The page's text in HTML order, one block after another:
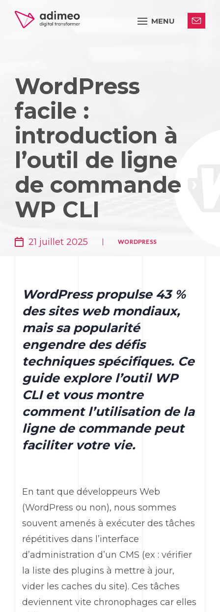
MENU
WordPress
facile :
introduction à
l’outil de ligne
de commande
WP CLI
21 juillet 2025 WORDPRESS
WordPress propulse 43 %
des sites web mondiaux,
mais sa popularité
engendre des défis
techniques spécifiques. Ce
guide explore l’outil WP
CLI et vous montre
comment l’utilisation de la
ligne de commande peut
faciliter votre vie.
En tant que développeurs Web
(WordPress ou non), nous sommes
souvent amenés à exécuter des tâches
répétitives dans l’interface
d’administration d’un CMS (ex : vérifier
la liste des plugins à mettre à jour,
vider les caches du site). Ces tâches
deviennent vite chronophages car elles